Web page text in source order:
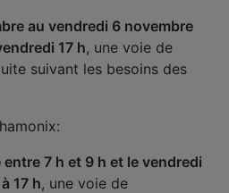
au vendredi 6 novembre
17 h, une voie de
suivant les besoins des
7 h et 9 h et le vendredi
17 h, une voie de